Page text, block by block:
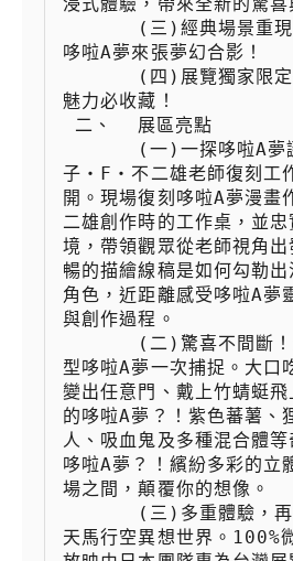
哆啦A夢來張夢幻合影！
魅力必收藏！
子・F・不二雄老師復刻工
開。現場復刻哆啦A夢漫畫
二雄創作時的工作桌，並
境，帶領觀眾從老師視角
暢的描繪線稿是如何勾勒
角色，近距離感受哆啦A夢
與創作過程。
型哆啦A夢一次捕捉。大口
變出任意門、戴上竹蜻蜓
的哆啦A夢？！紫色蕃薯、
人、吸血鬼及多種混合體
哆啦A夢？！繽紛多彩的立
場之間，顛覆你的想像。
天馬行空異想世界。100%